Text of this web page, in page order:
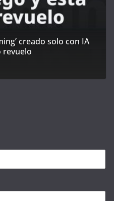
creado solo con IA
revuelo